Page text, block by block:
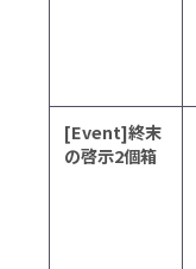
[Event]終末
の啓示2個箱